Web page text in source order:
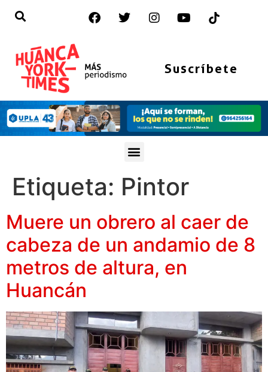
Suscríbete
Etiqueta: Pintor
Muere un obrero al caer de
cabeza de un andamio de 8
metros de altura, en
Huancán